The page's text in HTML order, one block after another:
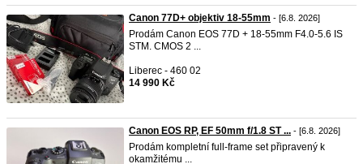
Canon 77D+ objektiv 18-55mm - [6.8. 2026]
Prodám Canon EOS 77D + 18-55mm F4.0-5.6 IS
STM. CMOS 2 ...
Liberec - 460 02
14 990 Kč
Canon EOS RP, EF 50mm f/1.8 ST ... - [6.8. 2026]
Prodám kompletní full-frame set připravený k
okamžitému ...